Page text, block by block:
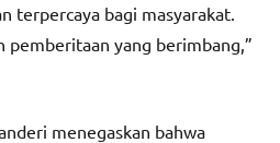
terpercaya bagi masyarakat.
pemberitaan yang berimbang,”
menegaskan bahwa